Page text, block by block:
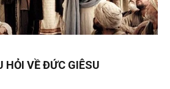
HỎI VỀ ĐỨC GIÊSU